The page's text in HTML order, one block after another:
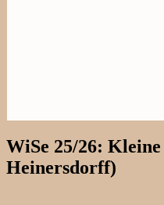
WiSe 25/26: Kleine
Heinersdorff)